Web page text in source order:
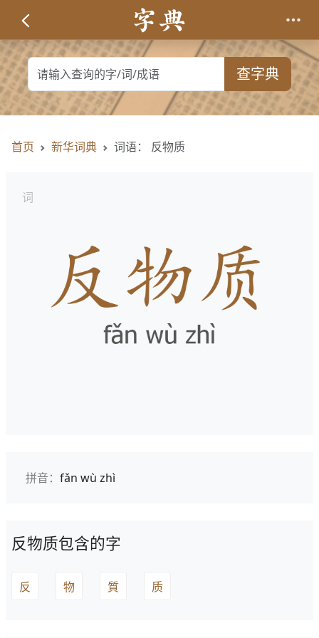
查字典
首页 新华词典 词语： 反物质
词
拼音： fǎn wù zhì
反物质包含的字
反 物 質 质